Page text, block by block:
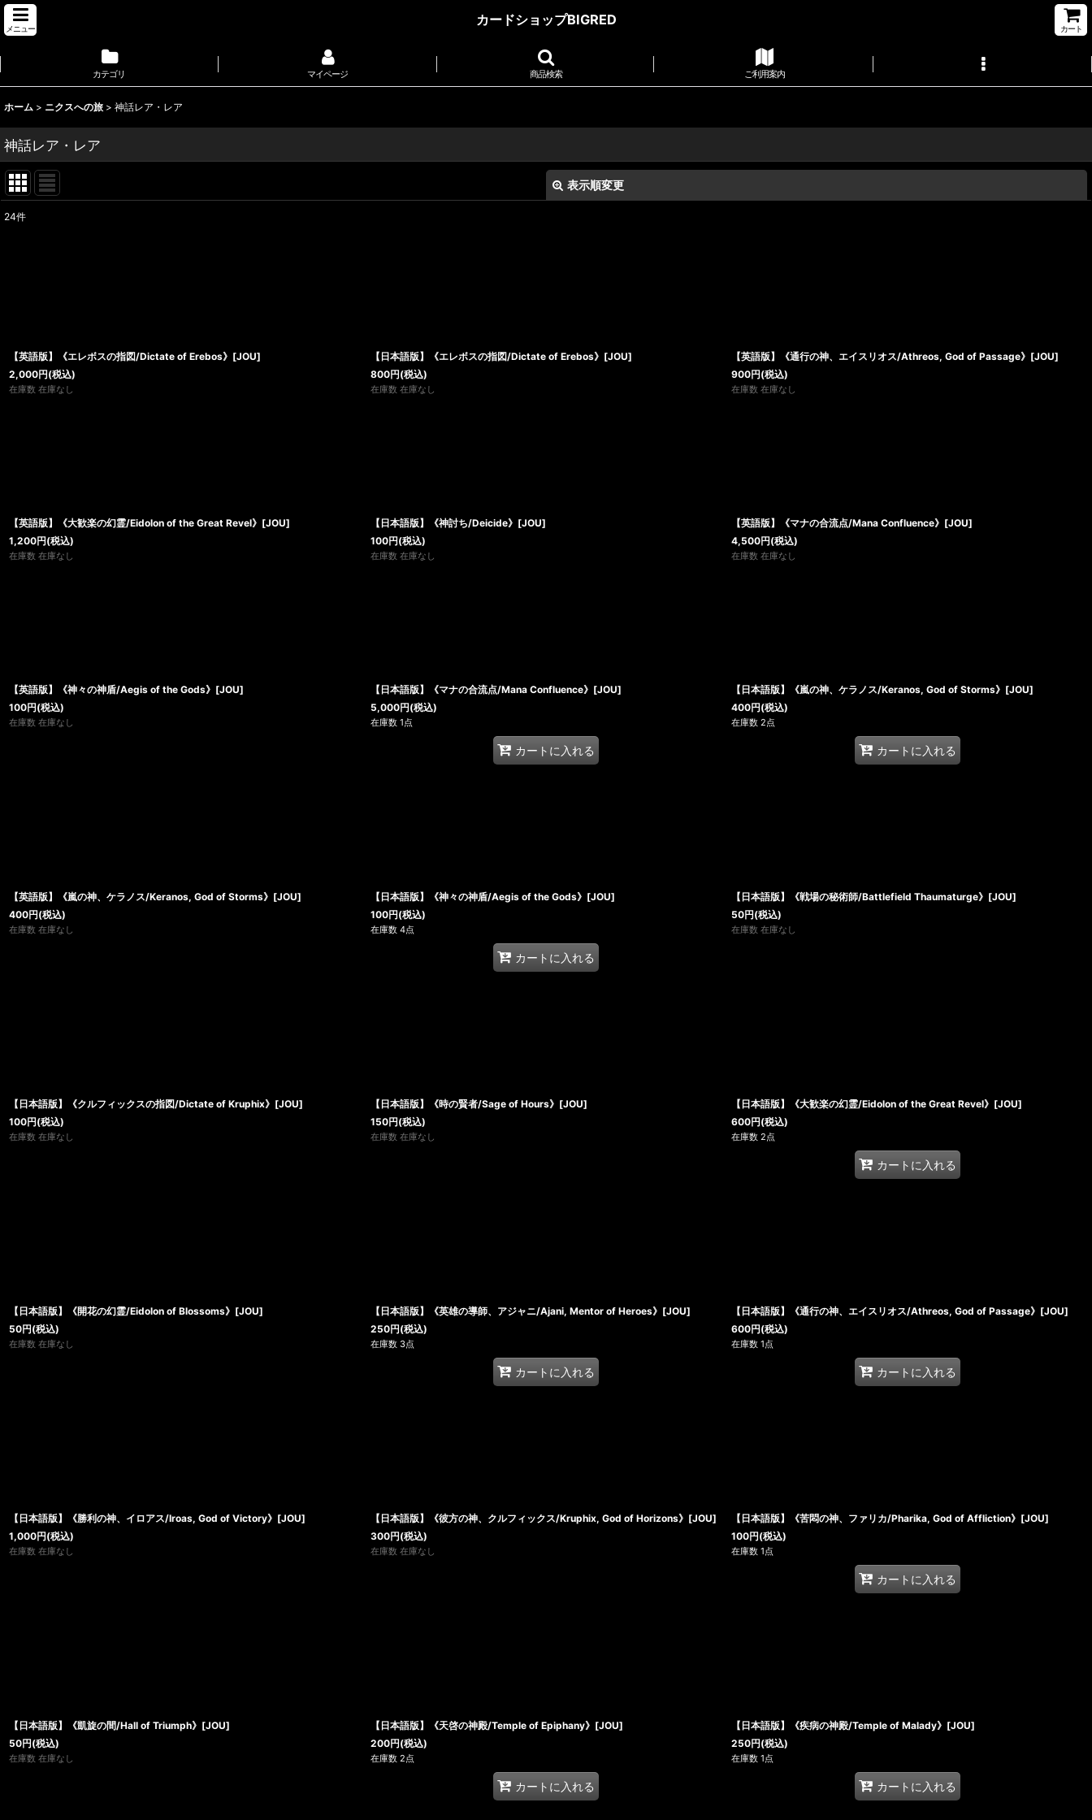
メニュー
カードショップBIGRED
カート
カテゴリ マイページ 商品検索 ご利用案内
ホーム > ニクスへの旅 > 神話レア・レア
神話レア・レア
表示順変更
24件
【英語版】《エレボスの指図/Dictate of Erebos》[JOU]
2,000円(税込)
在庫数 在庫なし
【日本語版】《エレボスの指図/Dictate of Erebos》[JOU]
800円(税込)
在庫数 在庫なし
【英語版】《通行の神、エイスリオス/Athreos, God of Passage》[JOU]
900円(税込)
在庫数 在庫なし
【英語版】《大歓楽の幻霊/Eidolon of the Great Revel》[JOU]
1,200円(税込)
在庫数 在庫なし
【日本語版】《神討ち/Deicide》[JOU]
100円(税込)
在庫数 在庫なし
【英語版】《マナの合流点/Mana Confluence》[JOU]
4,500円(税込)
在庫数 在庫なし
【英語版】《神々の神盾/Aegis of the Gods》[JOU]
100円(税込)
在庫数 在庫なし
【日本語版】《マナの合流点/Mana Confluence》[JOU]
5,000円(税込)
在庫数 1点
カートに入れる
【日本語版】《嵐の神、ケラノス/Keranos, God of Storms》[JOU]
400円(税込)
在庫数 2点
カートに入れる
【英語版】《嵐の神、ケラノス/Keranos, God of Storms》[JOU]
400円(税込)
在庫数 在庫なし
【日本語版】《神々の神盾/Aegis of the Gods》[JOU]
100円(税込)
在庫数 4点
カートに入れる
【日本語版】《戦場の秘術師/Battlefield Thaumaturge》[JOU]
50円(税込)
在庫数 在庫なし
【日本語版】《クルフィックスの指図/Dictate of Kruphix》[JOU]
100円(税込)
在庫数 在庫なし
【日本語版】《時の賢者/Sage of Hours》[JOU]
150円(税込)
在庫数 在庫なし
【日本語版】《大歓楽の幻霊/Eidolon of the Great Revel》[JOU]
600円(税込)
在庫数 2点
カートに入れる
【日本語版】《開花の幻霊/Eidolon of Blossoms》[JOU]
50円(税込)
在庫数 在庫なし
【日本語版】《英雄の導師、アジャニ/Ajani, Mentor of Heroes》[JOU]
250円(税込)
在庫数 3点
カートに入れる
【日本語版】《通行の神、エイスリオス/Athreos, God of Passage》[JOU]
600円(税込)
在庫数 1点
カートに入れる
【日本語版】《勝利の神、イロアス/Iroas, God of Victory》[JOU]
1,000円(税込)
在庫数 在庫なし
【日本語版】《彼方の神、クルフィックス/Kruphix, God of Horizons》[JOU]
300円(税込)
在庫数 在庫なし
【日本語版】《苦悶の神、ファリカ/Pharika, God of Affliction》[JOU]
100円(税込)
在庫数 1点
カートに入れる
【日本語版】《凱旋の間/Hall of Triumph》[JOU]
50円(税込)
在庫数 在庫なし
【日本語版】《天啓の神殿/Temple of Epiphany》[JOU]
200円(税込)
在庫数 2点
カートに入れる
【日本語版】《疾病の神殿/Temple of Malady》[JOU]
250円(税込)
在庫数 1点
カートに入れる